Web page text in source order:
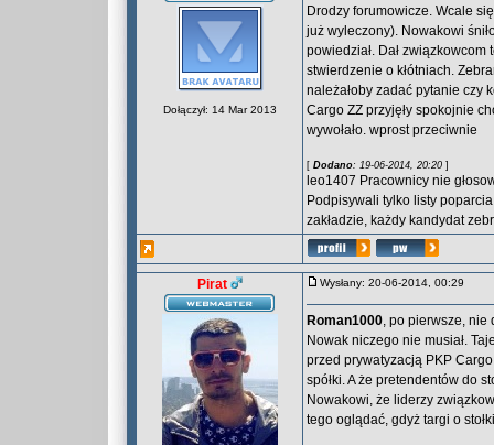
Dołączył: 14 Mar 2013
Drodzy forumowicze. Wcale
już wyleczony). Nowakowi
powiedział. Dał
stwierdzenie o kłótniach.
należałoby zadać pytanie czy
Cargo ZZ przyjęły spokojnie
wywołało. wprost przeciwnie
[ Dodano: 19-06-2014, 20:20 ]
leo1407 Pracownicy nie
Podpisywali tylko listy
zakładzie, każdy kandydat
Pirat Wysłany: 20-06-2014, 00:29
Roman1000, po pierwsze, nie
Nowak niczego nie musiał.
przed prywatyzacją PKP
spółki. A że pretendentów do
Nowakowi, że liderzy
tego oglądać, gdyż targi o